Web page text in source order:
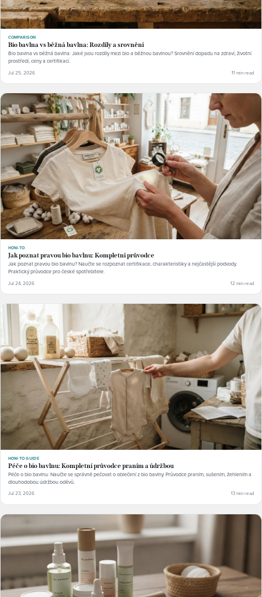
COMPARISON
Bio bavlna vs běžná bavlna: Rozdíly a srovnění
Bio bavlna vs běžná bavlna: Jaké jsou rozdíly mezi bio a běžnou bavlnou? Srovnění dopadu na zdraví, životní
prostředí, ceny a certifikací.
Jul 25, 2026 11 min read
HOW-TO
Jak poznat pravou bio bavlnu: Kompletní průvodce
Jak poznat pravou bio bavlnu? Naučte se rozpoznat certifikace, charakteristiky a nejčastější podvody.
Praktický průvodce pro české spotřebitele.
Jul 24, 2026 12 min read
HOW-TO GUIDE
Péče o bio bavlnu: Kompletní průvodce praním a údržbou
Péče o bio bavlnu: Naučte se správně pečovat o oblečení z bio bavlny. Průvodce praním, sušením, žehlením a
dlouhodobou údržbou oděvů.
Jul 23, 2026 13 min read